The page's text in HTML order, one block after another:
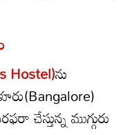
Hostel)ను
చేస్తున్న ముగ్గురు